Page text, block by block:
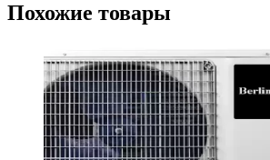
Похожие товары